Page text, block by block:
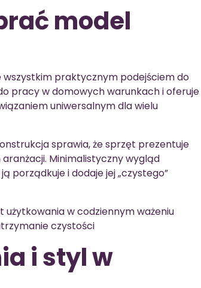
model
wszystkim praktycznym podejściem do
pracy w domowych warunkach i oferuje
uniwersalnym dla wielu
sprawia, że sprzęt prezentuje
Minimalistyczny wygląd
porządkuje i dodaje jej „czystego”
użytkowania w codziennym ważeniu
czystości
i styl w